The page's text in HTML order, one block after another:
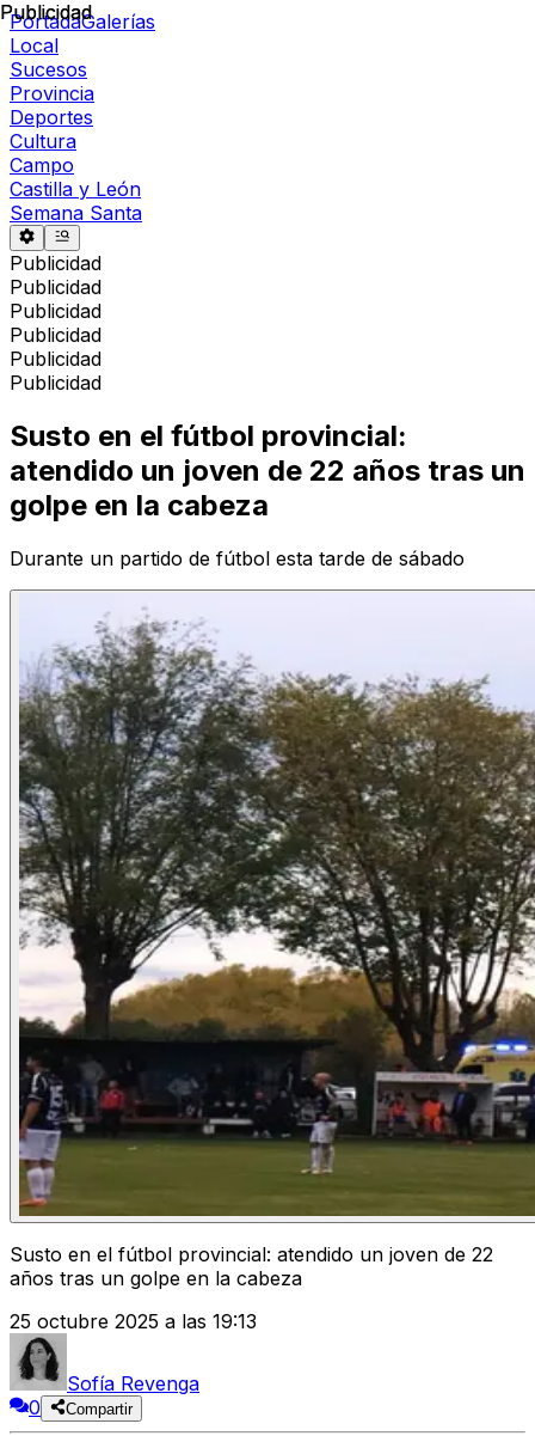
PortadaGalerías
Local
Sucesos
Provincia
Deportes
Cultura
Campo
Castilla y León
Semana Santa
Publicidad
Publicidad
Publicidad
Publicidad
Publicidad
Publicidad
Publicidad
Susto en el fútbol provincial:
atendido un joven de 22 años tras un
golpe en la cabeza
Durante un partido de fútbol esta tarde de sábado
Susto en el fútbol provincial: atendido un joven de 22
años tras un golpe en la cabeza
25 octubre 2025 a las 19:13
Sofía Revenga
0
Compartir
Publicidad